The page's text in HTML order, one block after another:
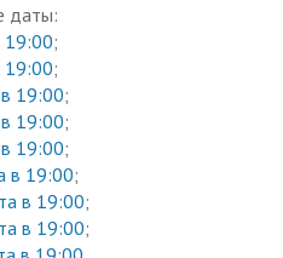
даты:
19:00;
19:00;
19:00;
19:00;
19:00;
в 19:00;
в 19:00;
в 19:00;